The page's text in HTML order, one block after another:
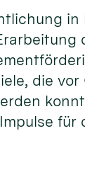
die
für